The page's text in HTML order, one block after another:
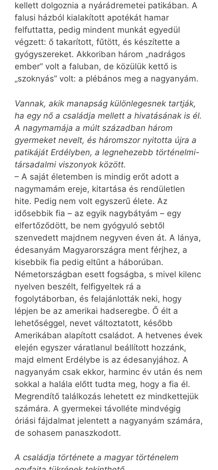
kellett dolgoznia a nyárádremetei patikában. A
falusi házból kialakított apotékát hamar
felfuttatta, pedig mindent munkát egyedül
végzett: ő takarított, fűtött, és készítette a
gyógyszereket. Akkoriban három „nadrágos
ember” volt a faluban, de közülük kettő is
„szoknyás” volt: a plébános meg a nagyanyám.
Vannak, akik manapság különlegesnek tartják,
ha egy nő a családja mellett a hivatásának is él.
A nagymamája a múlt században három
gyermeket nevelt, és háromszor nyitotta újra a
patikáját Erdélyben, a legnehezebb történelmi-
társadalmi viszonyok között.
– A saját életemben is mindig erőt adott a
nagymamám ereje, kitartása és rendületlen
hite. Pedig nem volt egyszerű élete. Az
idősebbik fia – az egyik nagybátyám – egy
elfertőződött, be nem gyógyuló sebtől
szenvedett majdnem negyven éven át. A lánya,
édesanyám Magyarországra ment férjhez, a
kisebbik fia pedig eltűnt a háborúban.
Németországban esett fogságba, s mivel kilenc
nyelven beszélt, felfigyeltek rá a
fogolytáborban, és felajánlották neki, hogy
lépjen be az amerikai hadseregbe. Ő élt a
lehetőséggel, nevet változtatott, később
Amerikában alapított családot. A hetvenes évek
elején egyszer váratlanul beállított hozzánk,
majd elment Erdélybe is az édesanyjához. A
nagyanyám csak ekkor, harminc év után és nem
sokkal a halála előtt tudta meg, hogy a fia él.
Megrendítő találkozás lehetett ez mindkettejük
számára. A gyermekei távolléte mindvégig
óriási fájdalmat jelentett a nagyanyám számára,
de sohasem panaszkodott.
A családja története a magyar történelem